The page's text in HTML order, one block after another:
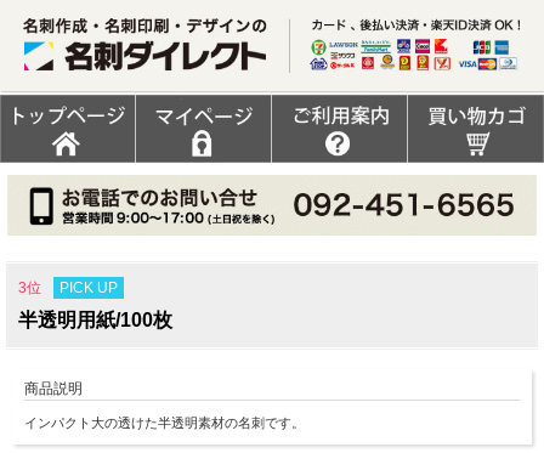
3位 PICK UP
半透明用紙/100枚
商品説明
インパクト大の透けた半透明素材の名刺です。